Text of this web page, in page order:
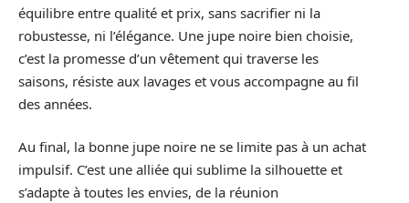
équilibre entre qualité et prix, sans sacrifier ni la
robustesse, ni l’élégance. Une jupe noire bien choisie,
c’est la promesse d’un vêtement qui traverse les
saisons, résiste aux lavages et vous accompagne au fil
des années.
Au final, la bonne jupe noire ne se limite pas à un achat
impulsif. C’est une alliée qui sublime la silhouette et
s’adapte à toutes les envies, de la réunion